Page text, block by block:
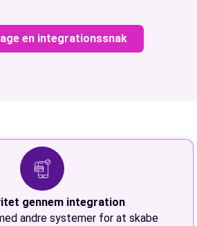
en integrationssnak
gennem integration
andre systemer for at skabe